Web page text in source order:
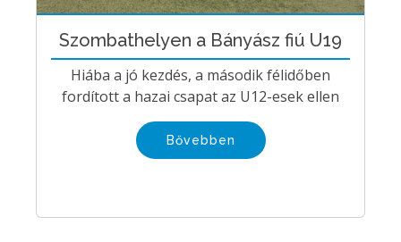
Szombathelyen a Bányász fiú U19
Hiába a jó kezdés, a második félidőben
fordított a hazai csapat az U12-esek ellen
Bővebben